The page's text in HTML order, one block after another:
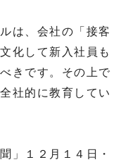
は、会社の「接客
化して新入社員も
きです。その上で
社的に教育してい
」１２月１４日・